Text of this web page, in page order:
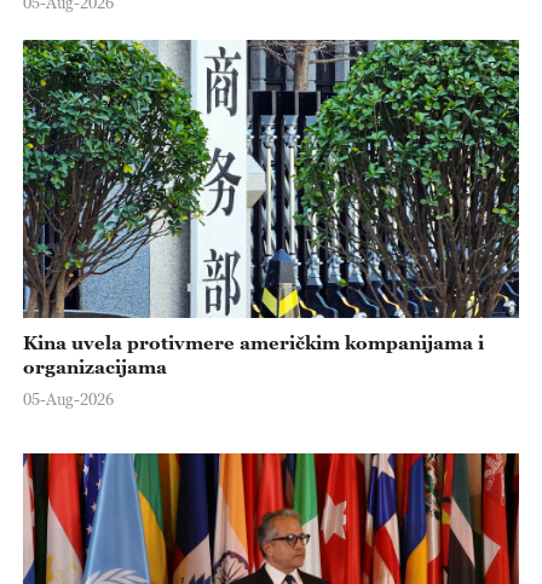
Kina uvela protivmere američkim kompanijama i
organizacijama
05-Aug-2026